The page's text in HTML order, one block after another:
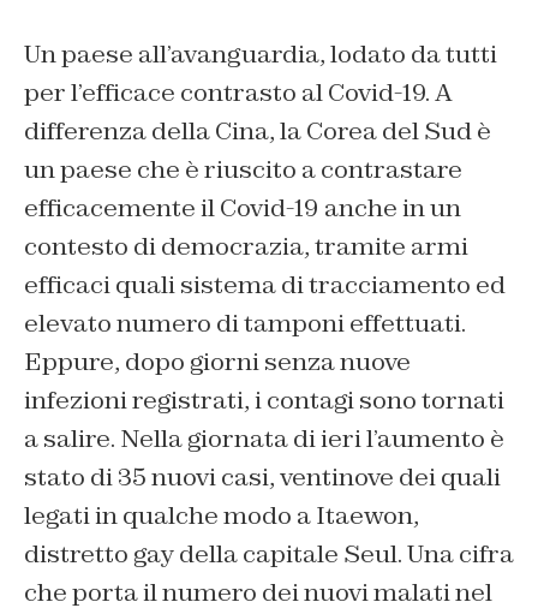
Un paese all’avanguardia, lodato da tutti
per l’efficace contrasto al Covid-19. A
differenza della Cina, la Corea del Sud è
un paese che è riuscito a contrastare
efficacemente il Covid-19 anche in un
contesto di democrazia, tramite armi
efficaci quali sistema di tracciamento ed
elevato numero di tamponi effettuati.
Eppure, dopo giorni senza nuove
infezioni registrati, i contagi sono tornati
a salire. Nella giornata di ieri l’aumento è
stato di 35 nuovi casi, ventinove dei quali
legati in qualche modo a Itaewon,
distretto gay della capitale Seul. Una cifra
che porta il numero dei nuovi malati nel